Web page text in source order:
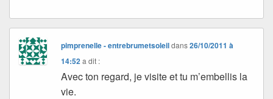
pimprenelle - entrebrumetsoleildans26/10/2011 à
14:52 a dit :
Avec ton regard, je visite et tu m’embellis la
vie.